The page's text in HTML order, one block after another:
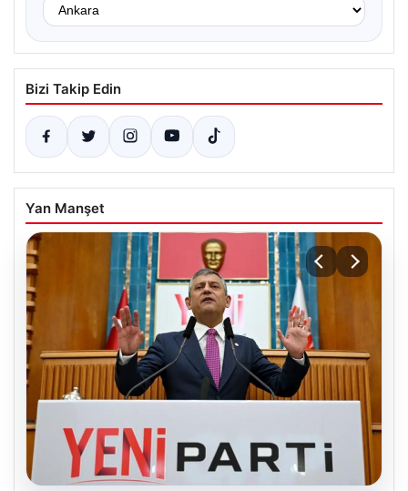
Bizi Takip Edin
Yan Manşet